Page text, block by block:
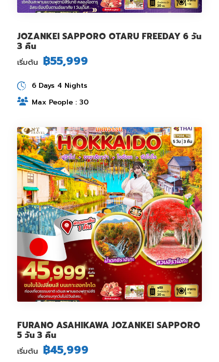
JOZANKEI SAPPORO OTARU FREEDAY 6 วัน
3 คืน
เริ่มต้น ฿55,999
6 Days 4 Nights
Max People : 30
FURANO ASAHIKAWA JOZANKEI SAPPORO
5 วัน 3 คืน
เริ่มต้น ฿45,999